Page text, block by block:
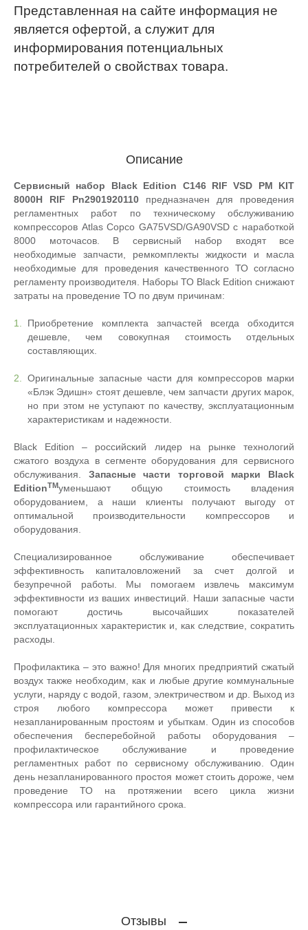
Представленная на сайте информация не
является офертой, а служит для
информирования потенциальных
потребителей о свойствах товара.
Описание
Сервисный набор Black Edition C146 RIF VSD PM KIT
8000H RIF Pn2901920110 предназначен для проведения
регламентных работ по техническому обслуживанию
компрессоров Atlas Copco GA75VSD/GA90VSD с наработкой
8000 моточасов. В сервисный набор входят все
необходимые запчасти, ремкомплекты жидкости и масла
необходимые для проведения качественного ТО согласно
регламенту производителя. Наборы ТО Black Edition снижают
затраты на проведение ТО по двум причинам:
Приобретение комплекта запчастей всегда обходится
дешевле, чем совокупная стоимость отдельных
составляющих.
Оригинальные запасные части для компрессоров марки
«Блэк Эдишн» стоят дешевле, чем запчасти других марок,
но при этом не уступают по качеству, эксплуатационным
характеристикам и надежности.
Black Edition – российский лидер на рынке технологий
сжатого воздуха в сегменте оборудования для сервисного
обслуживания. Запасные части торговой марки Black
EditionTMуменьшают общую стоимость владения
оборудованием, а наши клиенты получают выгоду от
оптимальной производительности компрессоров и
оборудования.
Специализированное обслуживание обеспечивает
эффективность капиталовложений за счет долгой и
безупречной работы. Мы помогаем извлечь максимум
эффективности из ваших инвестиций. Наши запасные части
помогают достичь высочайших показателей
эксплуатационных характеристик и, как следствие, сократить
расходы.
Профилактика – это важно! Для многих предприятий сжатый
воздух также необходим, как и любые другие коммунальные
услуги, наряду с водой, газом, электричеством и др. Выход из
строя любого компрессора может привести к
незапланированным простоям и убыткам. Один из способов
обеспечения бесперебойной работы оборудования –
профилактическое обслуживание и проведение
регламентных работ по сервисному обслуживанию. Один
день незапланированного простоя может стоить дороже, чем
проведение ТО на протяжении всего цикла жизни
компрессора или гарантийного срока.
Отзывы